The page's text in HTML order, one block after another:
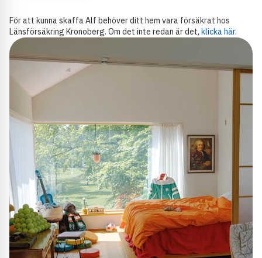
För att kunna skaffa Alf behöver ditt hem vara försäkrat hos
Länsförsäkring Kronoberg. Om det inte redan är det, klicka här.